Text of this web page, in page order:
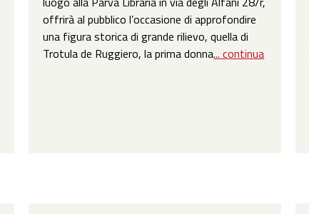
offrirà al pubblico l’occasione di approfondire
una figura storica di grande rilievo, quella di
Trotula de Ruggiero, la prima donna... continua